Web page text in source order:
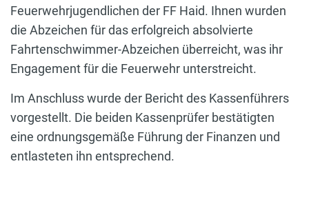
Feuerwehrjugendlichen der FF Haid. Ihnen wurden
die Abzeichen für das erfolgreich absolvierte
Fahrtenschwimmer-Abzeichen überreicht, was ihr
Engagement für die Feuerwehr unterstreicht.
Im Anschluss wurde der Bericht des Kassenführers
vorgestellt. Die beiden Kassenprüfer bestätigten
eine ordnungsgemäße Führung der Finanzen und
entlasteten ihn entsprechend.